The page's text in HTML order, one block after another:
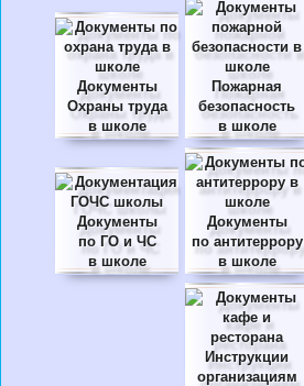
Документы
Охраны труда
в школе
Пожарная
безопасность
в школе
Документы
по ГО и ЧС
в школе
Документы
по антитеррору
в школе
Инструкции
организациям